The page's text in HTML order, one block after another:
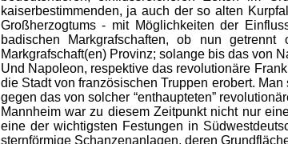
kaiserbestimmenden, ja auch der so alten
Großherzogtums - mit Möglichkeiten der
badischen Markgrafschaften, ob nun
Markgrafschaft(en) Provinz; solange bis das von
Und Napoleon, respektive das revolutionäre
die Stadt von französischen Truppen erobert.
gegen das von solcher “enthaupteten”
Mannheim war zu diesem Zeitpunkt nicht nur
eine der wichtigsten Festungen in
sternförmige Schanzenanlagen, deren